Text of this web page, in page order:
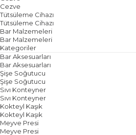
Cezve
Tütsüleme Cihazı
Tütsüleme Cihazı
Bar Malzemeleri
Bar Malzemeleri
Kategoriler
Bar Aksesuarları
Bar Aksesuarları
Şişe Soğutucu
Şişe Soğutucu
Sıvı Konteyner
Sıvı Konteyner
Kokteyl Kaşık
Kokteyl Kaşık
Meyve Presi
Meyve Presi